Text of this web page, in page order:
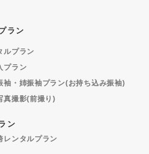
ラン
ルプラン
プラン
袖・姉振袖プラン(お持ち込み振袖)
真撮影(前撮り)
ン
レンタルプラン